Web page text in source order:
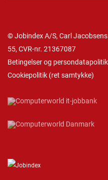
© Jobindex A/S, Carl
55, CVR-nr. 21367087
Betingelser og persondatapolitik
Cookiepolitik (ret samtykke)